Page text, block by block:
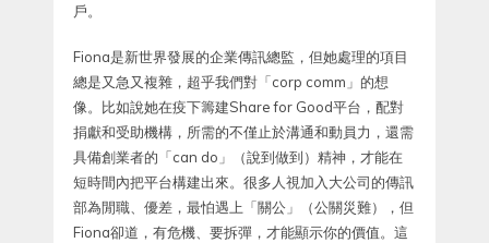
戶。
Fiona是新世界發展的企業傳訊總監，但她處理的項目
總是又急又複雜，超乎我們對「corp comm」的想
像。比如說她在疫下籌建Share for Good平台，配對
捐獻和受助機構，所需的不僅止於溝通和動員力，還需
具備創業者的「can do」（說到做到）精神，才能在
短時間內把平台構建出來。很多人視加入大公司的傳訊
部為閒職、優差，最怕遇上「關公」（公關災難），但
Fiona卻道，有危機、要拆彈，才能顯示你的價值。這